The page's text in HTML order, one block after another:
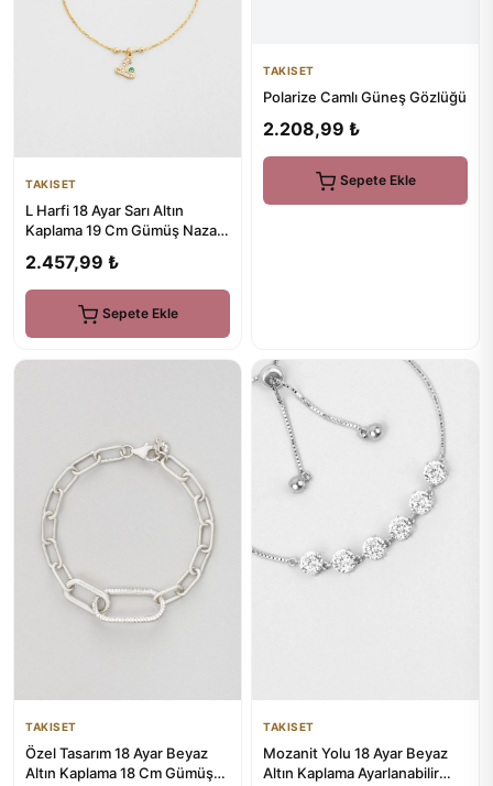
TAKISET
L Harfi 18 Ayar Sarı Altın
Kaplama 19 Cm Gümüş Nazar
2.457,99 ₺
Sepete Ekle
TAKISET
Polarize Camlı Güneş Gözlüğü
2.208,99 ₺
Sepete Ekle
TAKISET
Özel Tasarım 18 Ayar Beyaz
Altın Kaplama 18 Cm Gümüş
TAKISET
Mozanit Yolu 18 Ayar Beyaz
Altın Kaplama Ayarlanabilir